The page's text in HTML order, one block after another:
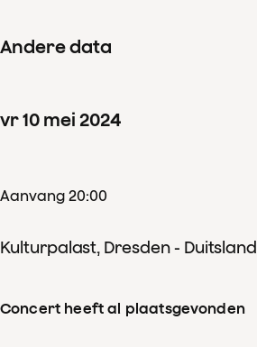
Andere data
vr10 mei 2024
Aanvang 20:00
Kulturpalast, Dresden - Duitsland
Concert heeft al plaatsgevonden